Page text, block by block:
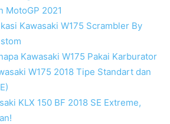
MotoGP 2021
Kawasaki W175 Scrambler By
Kawasaki W175 Pakai Karburator
W175 2018 Tipe Standart dan
KLX 150 BF 2018 SE Extreme,